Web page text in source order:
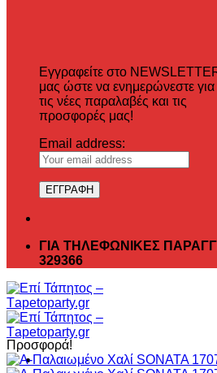
Εγγραφείτε στο
μας ώστε να ενημερώνεστε για
τις νέες παραλαβές και τις
προσφορές μας!
Email address:
ΓΙΑ ΤΗΛΕΦΩΝΙΚΕΣ
329366
Προσφορά!